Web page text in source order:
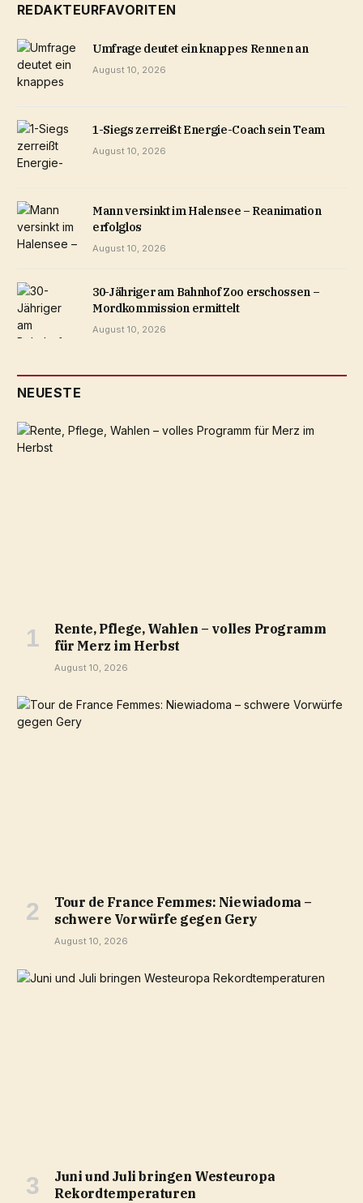
REDAKTEURFAVORITEN
Umfrage deutet ein knappes Rennen an
August 10, 2026
1-Siegs zerreißt Energie-Coach sein Team
August 10, 2026
Mann versinkt im Halensee – Reanimation
erfolglos
August 10, 2026
30-Jähriger am Bahnhof Zoo erschossen –
Mordkommission ermittelt
August 10, 2026
NEUESTE
Rente, Pflege, Wahlen – volles Programm
für Merz im Herbst
August 10, 2026
Tour de France Femmes: Niewiadoma –
schwere Vorwürfe gegen Gery
August 10, 2026
Juni und Juli bringen Westeuropa
Rekordtemperaturen